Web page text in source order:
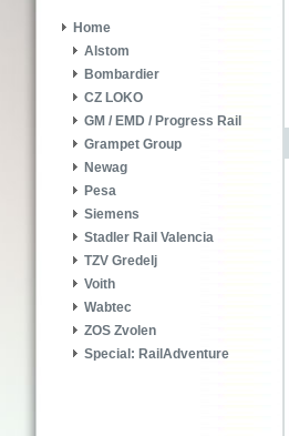
Home
Alstom
Bombardier
CZ LOKO
GM / EMD / Progress Rail
Grampet Group
Newag
Pesa
Siemens
Stadler Rail Valencia
TZV Gredelj
Voith
Wabtec
ZOS Zvolen
Special: RailAdventure